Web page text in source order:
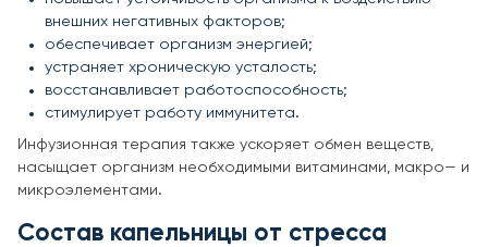
внешних негативных факторов;
обеспечивает организм энергией;
устраняет хроническую усталость;
восстанавливает работоспособность;
стимулирует работу иммунитета.
Инфузионная терапия также ускоряет обмен веществ,
насыщает организм необходимыми витаминами, макро— и
микроэлементами.
Состав капельницы от стресса